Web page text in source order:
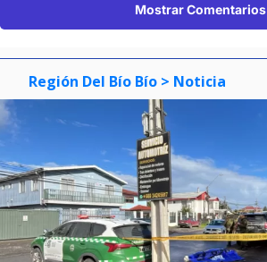
Mostrar Comentarios
Región Del Bío Bío > Noticia